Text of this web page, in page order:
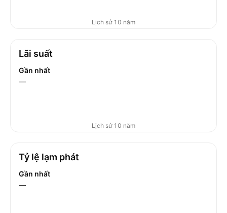
Lịch sử 10 năm
Lãi suất
Gần nhất
—
Lịch sử 10 năm
Tỷ lệ lạm phát
Gần nhất
—